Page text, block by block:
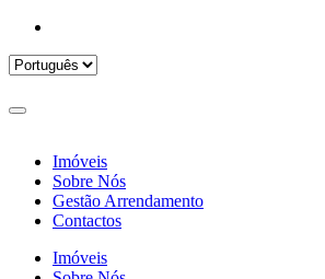
Imóveis
Sobre Nós
Gestão Arrendamento
Contactos
Imóveis